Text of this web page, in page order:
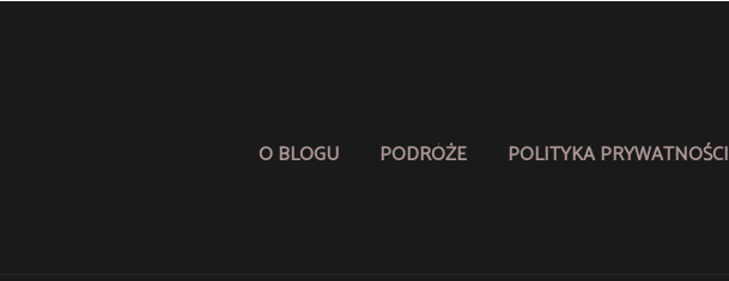
O BLOGU PODRÓŻE POLITYKA PRYWATNOŚCI